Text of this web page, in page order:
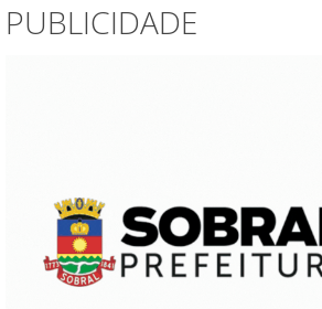
PUBLICIDADE